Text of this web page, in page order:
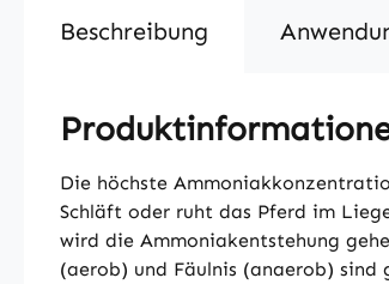
Beschreibung
Die höchste
Schläft oder ruht das Pferd im
wird die Ammoniakentstehung
(aerob) und Fäulnis (anaerob) sind